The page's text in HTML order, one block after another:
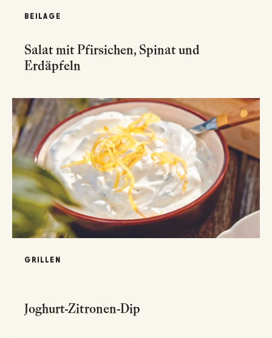
BEILAGE
Salat mit Pfirsichen, Spinat und
Erdäpfeln
GRILLEN
Joghurt-Zitronen-Dip